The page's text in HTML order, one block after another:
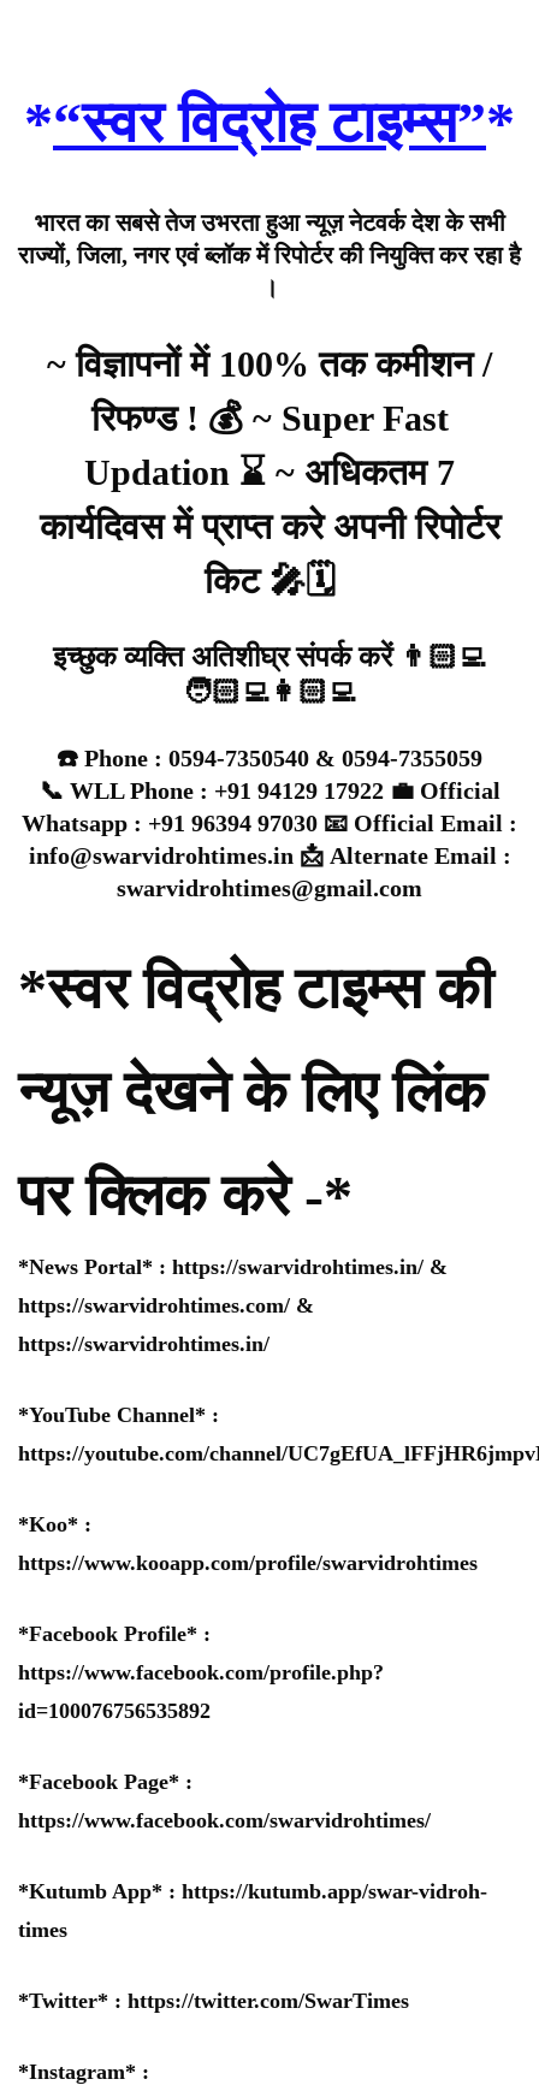
*“स्वर विद्रोह टाइम्स”*
भारत का सबसे तेज उभरता हुआ न्यूज़ नेटवर्क देश के सभी
राज्यों, जिला, नगर एवं ब्लॉक में रिपोर्टर की नियुक्ति कर रहा है
।
~ विज्ञापनों में 100% तक कमीशन /
रिफण्ड ! 💰 ~ Super Fast
Updation ⌛ ~ अधिकतम 7
कार्यदिवस में प्राप्त करे अपनी रिपोर्टर
किट 🎤🗓️
इच्छुक व्यक्ति अतिशीघ्र संपर्क करें 👨🏻‍💻
🧑🏻‍💻👩🏻‍💻
☎️ Phone : 0594-7350540 & 0594-7355059
📞 WLL Phone : +91 94129 17922 💼 Official
Whatsapp : +91 96394 97030 📧 Official Email :
info@swarvidrohtimes.in 📩 Alternate Email :
swarvidrohtimes@gmail.com
*स्वर विद्रोह टाइम्स की
न्यूज़ देखने के लिए लिंक
पर क्लिक करे -*
*News Portal* : https://swarvidrohtimes.in/ &
https://swarvidrohtimes.com/ &
https://swarvidrohtimes.in/
*YouTube Channel* :
https://youtube.com/channel/
*Koo* :
https://www.kooapp.com/profile/swarvidrohtimes
*Facebook Profile* :
https://www.facebook.com/profile.php?
id=100076756535892
*Facebook Page* :
https://www.facebook.com/swarvidrohtimes/
*Kutumb App* : https://kutumb.app/swar-vidroh-
times
*Twitter* : https://twitter.com/SwarTimes
*Instagram* :